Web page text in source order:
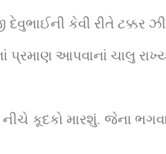
કેવી રીતે ટક્કર
પ્રમાણ આપવાનાં ચાલુ
કૂદકો મારશું. જેના